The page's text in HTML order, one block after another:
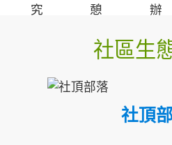
究
憩
辦
社區生
社頂